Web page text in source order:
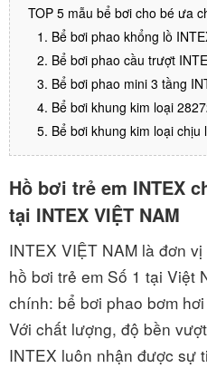
TOP 5 mẫu bể bơi cho bé ưa
1. Bể bơi phao khổng lồ
2. Bể bơi phao cầu trượt
3. Bể bơi phao mini 3 tầng
4. Bể bơi khung kim loại
5. Bể bơi khung kim loại chịu
Hồ bơi trẻ em INTEX
tại INTEX VIỆT NAM
INTEX VIỆT NAM là đơn
hồ bơi trẻ em Số 1 tại Việt
chính: bể bơi phao bơm
Với chất lượng, độ bền
INTEX luôn nhận được sự